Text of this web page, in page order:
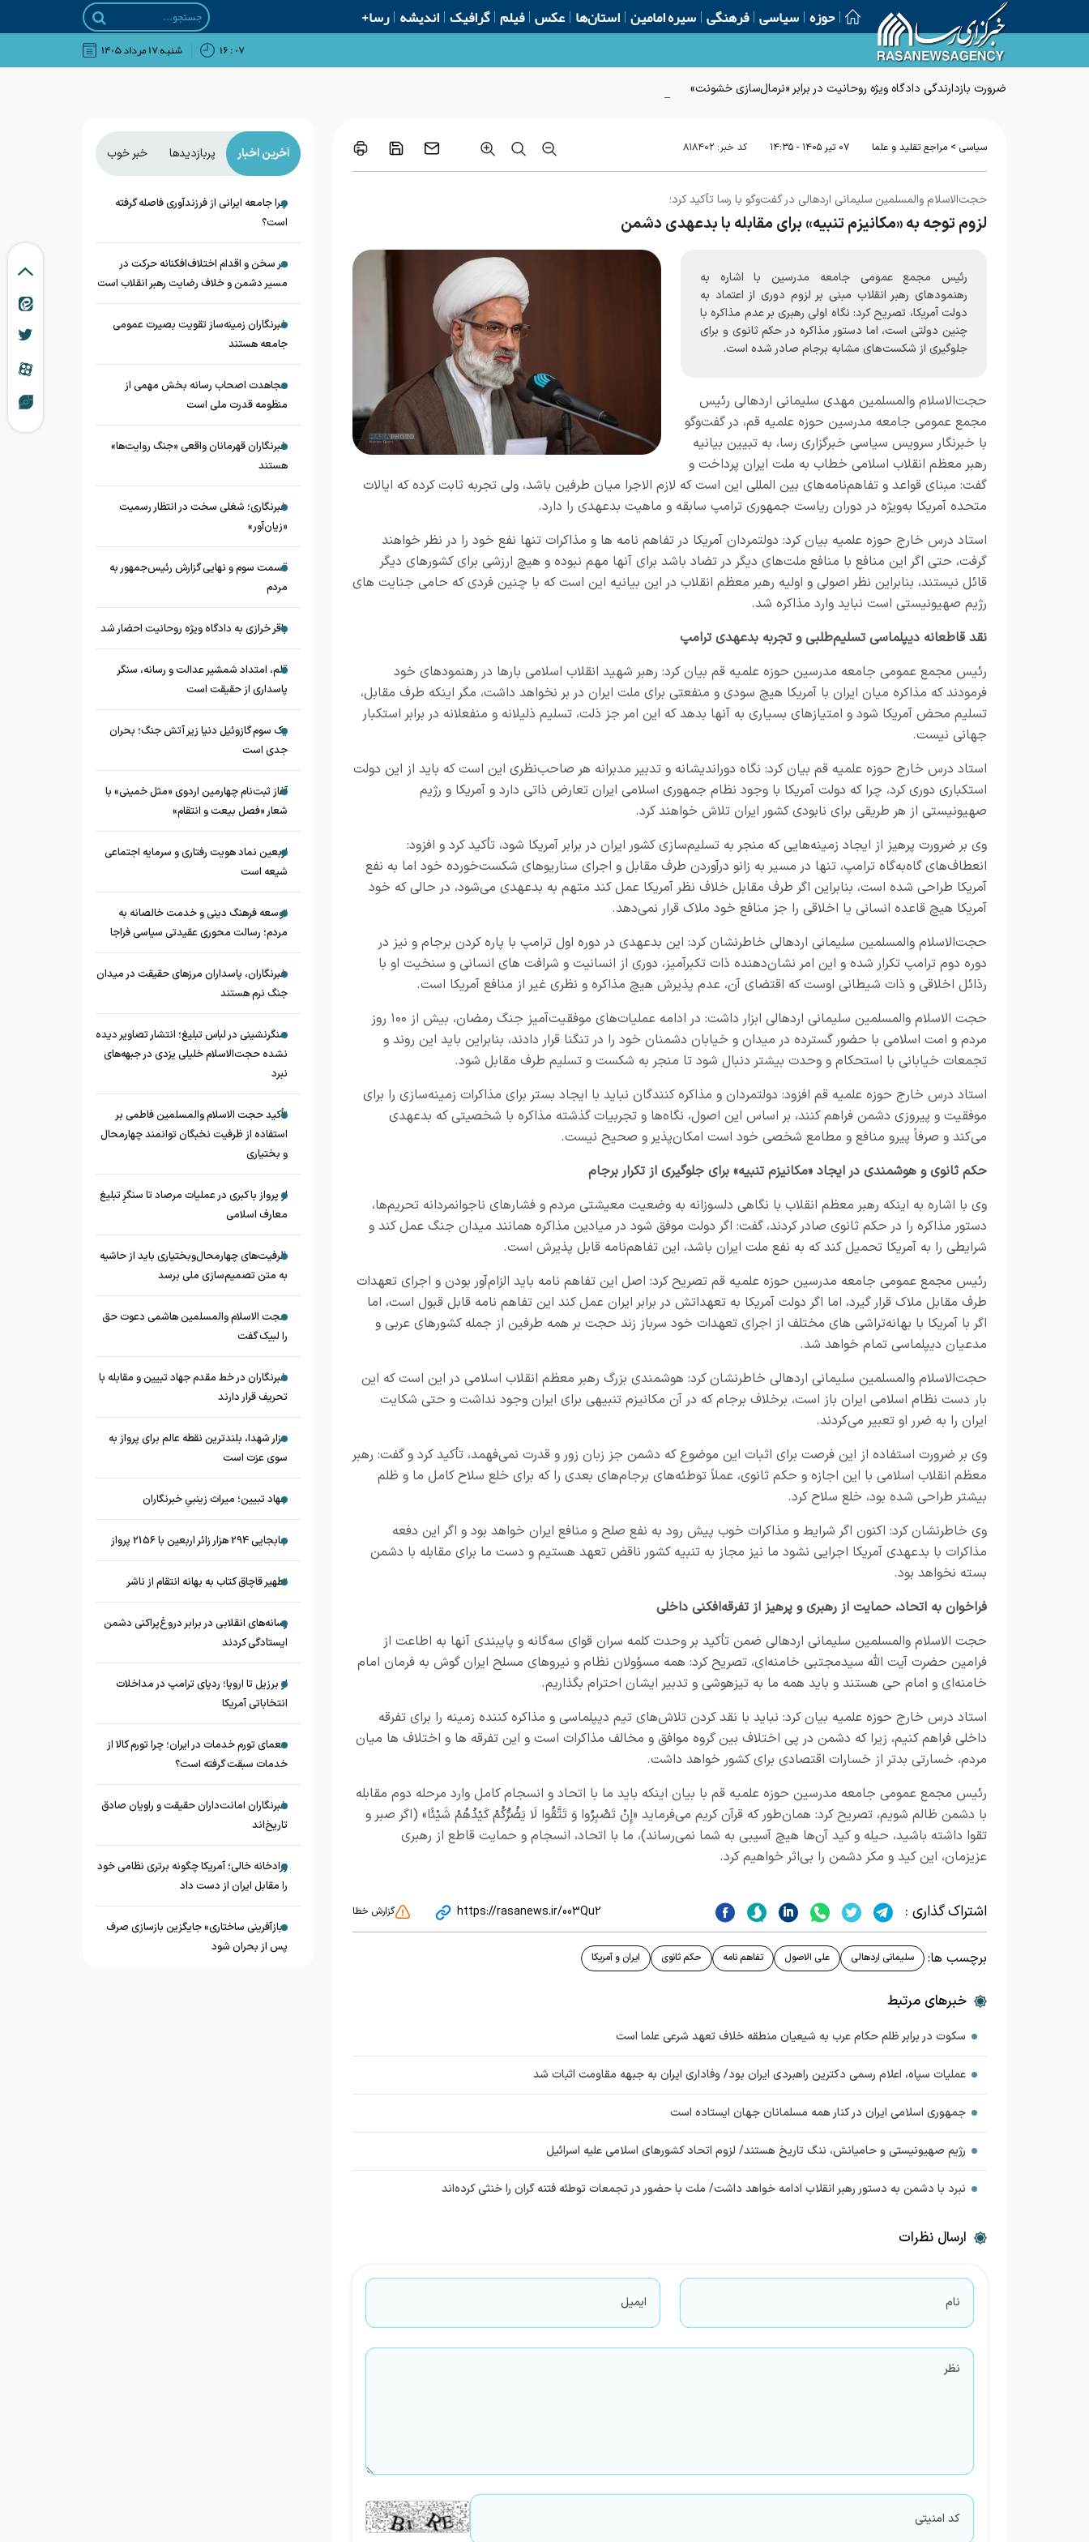
حوزه سیاسی فرهنگی سیره امامین استان‌ها عکس فیلم گرافیک اندیشه رسا+
۰۷ : ۱۶ شنبه ۱۷ مرداد ۱۴۰۵
ضرورت بازدارندگی دادگاه ویژه روحانیت در برابر «نرمال‌سازی خشونت»
سیاسی > مراجع تقلید و علما ۰۷ تير ۱۴۰۵ - ۱۴:۳۵ کد خبر: ۸۱۸۴۰۲
حجت‌الاسلام والمسلمین سلیمانی اردهالی در گفت‌وگو با رسا تأکید کرد؛
لزوم توجه به «مکانیزم تنبیه» برای مقابله با بدعهدی دشمن
رئیس مجمع عمومی جامعه مدرسین با اشاره به
رهنمودهای رهبر انقلاب مبنی بر لزوم دوری از اعتماد به
دولت‌ آمریکا، تصریح کرد: نگاه اولی رهبری بر عدم مذاکره با
چنین دولتی است، اما دستور مذاکره در حکم ثانوی و برای
جلوگیری از شکست‌های مشابه برجام صادر شده است.
حجت‌الاسلام والمسلمین مهدی سلیمانی اردهالی رئیس
مجمع عمومی جامعه مدرسین حوزه علمیه قم، در گفت‌وگو
با خبرنگار سرویس سیاسی خبرگزاری رسا، به تبیین بیانیه
رهبر معظم انقلاب اسلامی خطاب به ملت ایران پرداخت و
گفت: مبنای قواعد و تفاهم‌نامه‌های بین المللی این است که لازم الاجرا میان طرفین باشد، ولی تجربه ثابت کرده که ایالات
متحده آمریکا به‌ویژه در دوران ریاست جمهوری ترامپ سابقه و ماهیت بدعهدی را دارد.
استاد درس خارج حوزه علمیه بیان کرد: دولتمردان آمریکا در تفاهم نامه ها و مذاکرات تنها نفع خود را در نظر خواهند
گرفت، حتی اگر این منافع با منافع ملت‌های دیگر در تضاد باشد برای آنها مهم نبوده و هیچ ارزشی برای کشورهای دیگر
قائل نیستند، بنابراین نظر اصولی و اولیه رهبر معظم انقلاب در این بیانیه این است که با چنین فردی که حامی جنایت های
رژیم صهیونیستی است نباید وارد مذاکره شد.
نقد قاطعانه دیپلماسی تسلیم‌طلبی و تجربه بدعهدی ترامپ
رئیس مجمع عمومی جامعه مدرسین حوزه علمیه قم بیان کرد: رهبر شهید انقلاب اسلامی بارها در رهنمودهای خود
فرمودند که مذاکره میان ایران با آمریکا هیچ سودی و منفعتی برای ملت ایران در بر نخواهد داشت، مگر اینکه طرف مقابل،
تسلیم محض آمریکا شود و امتیازهای بسیاری به آنها بدهد که این امر جز ذلت، تسلیم ذلیلانه و منفعلانه در برابر استکبار
جهانی نیست.
استاد درس خارج حوزه علمیه قم بیان کرد: نگاه دوراندیشانه و تدبیر مدبرانه هر صاحب‌نظری این است که باید از این دولت
استکباری دوری کرد، چرا که دولت آمریکا با وجود نظام جمهوری اسلامی ایران تعارض ذاتی دارد و آمریکا و رژیم
صهیونیستی از هر طریقی برای نابودی کشور ایران تلاش خواهند کرد.
وی بر ضرورت پرهیز از ایجاد زمینه‌هایی که منجر به تسلیم‌سازی کشور ایران در برابر آمریکا شود، تأکید کرد و افزود:
انعطاف‌های گاه‌به‌گاه ترامپ، تنها در مسیر به زانو درآوردن طرف مقابل و اجرای سناریوهای شکست‌خورده خود اما به نفع
آمریکا طراحی شده است، بنابراین اگر طرف مقابل خلاف نظر آمریکا عمل کند متهم به بدعهدی می‌شود، در حالی که خود
آمریکا هیچ قاعده انسانی یا اخلاقی را جز منافع خود ملاک قرار نمی‌دهد.
حجت‌الاسلام والمسلمین سلیمانی اردهالی خاطرنشان کرد: این بدعهدی در دوره اول ترامپ با پاره کردن برجام و نیز در
دوره دوم ترامپ تکرار شده و این امر نشان‌دهنده ذات تکبرآمیز، دوری از انسانیت و شرافت های انسانی و سنخیت او با
رذائل اخلاقی و ذات شیطانی اوست که اقتضای آن، عدم پذیرش هیچ مذاکره و نظری غیر از منافع آمریکا است.
حجت الاسلام والمسلمین سلیمانی اردهالی ابزار داشت: در ادامه عملیات‌های موفقیت‌آمیز جنگ رمضان، بیش از ۱۰۰ روز
مردم و امت اسلامی با حضور گسترده در میدان و خیابان دشمنان خود را در تنگنا قرار دادند، بنابراین باید این روند و
تجمعات خیابانی با استحکام و وحدت بیشتر دنبال شود تا منجر به شکست و تسلیم طرف مقابل شود.
استاد درس خارج حوزه علمیه قم افزود: دولتمردان و مذاکره کنندگان نباید با ایجاد بستر برای مذاکرات زمینه‌سازی را برای
موفقیت و پیروزی دشمن فراهم کنند، بر اساس این اصول، نگاه‌ها و تجربیات گذشته مذاکره با شخصیتی که بدعهدی
می‌کند و صرفاً پیرو منافع و مطامع شخصی خود است امکان‌پذیر و صحیح نیست.
حکم ثانوی و هوشمندی در ایجاد «مکانیزم تنبیه» برای جلوگیری از تکرار برجام
وی با اشاره به اینکه رهبر معظم انقلاب با نگاهی دلسوزانه به وضعیت معیشتی مردم و فشارهای ناجوانمردانه تحریم‌ها،
دستور مذاکره را در حکم ثانوی صادر کردند، گفت: اگر دولت موفق شود در میادین مذاکره همانند میدان جنگ عمل کند و
شرایطی را به آمریکا تحمیل کند که به نفع ملت ایران باشد، این تفاهم‌نامه قابل پذیرش است.
رئیس مجمع عمومی جامعه مدرسین حوزه علمیه قم تصریح کرد: اصل این تفاهم نامه باید الزام‌آور بودن و اجرای تعهدات
طرف مقابل ملاک قرار گیرد، اما اگر دولت آمریکا به تعهداتش در برابر ایران عمل کند این تفاهم نامه قابل قبول است، اما
اگر با آمریکا با بهانه‌تراشی های مختلف از اجرای تعهدات خود سرباز زند حجت بر همه طرفین از جمله کشورهای عربی و
مدعیان دیپلماسی تمام خواهد شد.
حجت‌الاسلام والمسلمین سلیمانی اردهالی خاطرنشان کرد: هوشمندی بزرگ رهبر معظم انقلاب اسلامی در این است که این
بار دست نظام اسلامی ایران باز است، برخلاف برجام که در آن مکانیزم تنبیهی برای ایران وجود نداشت و حتی شکایت
ایران را به ضرر او تعبیر می‌کردند.
وی بر ضرورت استفاده از این فرصت برای اثبات این موضوع که دشمن جز زبان زور و قدرت نمی‌فهمد، تأکید کرد و گفت: رهبر
معظم انقلاب اسلامی با این اجازه و حکم ثانوی، عملاً توطئه‌های برجام‌های بعدی را که برای خلع سلاح کامل ما و ظلم
بیشتر طراحی شده بود، خلع سلاح کرد.
وی خاطرنشان کرد: اکنون اگر شرایط و مذاکرات خوب پیش رود به نفع صلح و منافع ایران خواهد بود و اگر این دفعه
مذاکرات با بدعهدی آمریکا اجرایی نشود ما نیز مجاز به تنبیه کشور ناقض تعهد هستیم و دست ما برای مقابله با دشمن
بسته نخواهد بود.
فراخوان به اتحاد، حمایت از رهبری و پرهیز از تفرقه‌افکنی داخلی
حجت الاسلام والمسلمین سلیمانی اردهالی ضمن تأکید بر وحدت کلمه سران قوای سه‌گانه و پایبندی آنها به اطاعت از
فرامین حضرت آیت الله سیدمجتبی خامنه‌ای، تصریح کرد: همه مسؤولان نظام و نیروهای مسلح ایران گوش‌ به‌ فرمان امام
خامنه‌ای و امام حی هستند و باید همه ما به تیزهوشی و تدبیر ایشان احترام بگذاریم.
استاد درس خارج حوزه علمیه بیان کرد: نباید با نقد کردن تلاش‌های تیم دیپلماسی و مذاکره کننده زمینه را برای تفرقه
داخلی فراهم کنیم، زیرا که دشمن در پی اختلاف بین گروه موافق و مخالف مذاکرات است و این تفرقه ها و اختلاف ها میان
مردم، خسارتی بدتر از خسارات اقتصادی برای کشور خواهد داشت.
رئیس مجمع عمومی جامعه مدرسین حوزه علمیه قم با بیان اینکه باید ما با اتحاد و انسجام کامل وارد مرحله دوم مقابله
با دشمن ظالم شویم، تصریح کرد: همان‌طور که قرآن کریم می‌فرماید «إِنْ تَصْبِرُوا وَ تَتَّقُوا لَا يَضُرُّكُمْ كَيْدُهُمْ شَيْئًا» (اگر صبر و
تقوا داشته باشید، حیله و کید آن‌ها هیچ آسیبی به شما نمی‌رساند)، ما با اتحاد، انسجام و حمایت قاطع از رهبری
عزیزمان، این کید و مکر دشمن را بی‌اثر خواهیم کرد.
اشتراک گذاری : https://rasanews.ir/003Qu2 گزارش خطا
برچسب ها: سلیمانی اردهالی علی الاصول تفاهم نامه حکم ثانوی ایران و آمریکا
خبرهای مرتبط
سکوت در برابر ظلم حکام عرب به شیعیان منطقه خلاف تعهد شرعی علما است
عملیات سپاه، اعلام رسمی دکترین راهبردی ایران بود/ وفاداری ایران به جبهه مقاومت اثبات شد
جمهوری اسلامی ایران در کنار همه مسلمانان جهان ایستاده‌ است
رژیم صهیونیستی و حامیانش، ننگ تاریخ هستند/ لزوم اتحاد کشورهای اسلامی علیه اسرائیل
نبرد با دشمن به دستور رهبر انقلاب ادامه خواهد داشت/ ملت با حضور در تجمعات توطئه فتنه گران را خنثی کرده‌اند
ارسال نظرات
آخرین اخبار پربازدیدها خبر خوب
چرا جامعه ایرانی از فرزندآوری فاصله گرفته
است؟
هر سخن و اقدام اختلاف‌افکنانه حرکت در
مسیر دشمن و خلاف رضایت رهبر انقلاب است
خبرنگاران زمینه‌ساز تقویت بصیرت عمومی
جامعه هستند
مجاهدت اصحاب رسانه بخش مهمی از
منظومه قدرت ملی است
خبرنگاران قهرمانان واقعی «جنگ روایت‌ها»
هستند
خبرنگاری؛ شغلی سخت در انتظار رسمیت
«زیان‌آور»
قسمت سوم و نهایی گزارش رئیس‌جمهور به
مردم
باقر خرازی به دادگاه ویژه روحانیت احضار شد
قلم، امتداد شمشیر عدالت و رسانه، سنگر
پاسداری از حقیقت است
یک سوم گازوئیل دنیا زیر آتش جنگ؛ بحران
جدی است
آغاز ثبت‌نام چهارمین اردوی «مثل خمینی» با
شعار «فصل بیعت و انتقام»
اربعین نماد هویت رفتاری و سرمایه اجتماعی
شیعه است
توسعه فرهنگ دینی و خدمت خالصانه به
مردم؛ رسالت محوری عقیدتی سیاسی فراجا
خبرنگاران، پاسداران مرزهای حقیقت در میدان
جنگ نرم هستند
سنگرنشینی در لباس تبلیغ؛ انتشار تصاویر دیده
نشده حجت‌الاسلام خلیلی یزدی در جبهه‌های
نبرد
تأکید حجت الاسلام والمسلمین فاطمی بر
استفاده از ظرفیت نخبگان توانمند چهارمحال
و بختیاری
از پرواز با کبری در عملیات مرصاد تا سنگرِ تبلیغ
معارف اسلامی
ظرفیت‌های چهارمحال‌وبختیاری باید از حاشیه
به متن تصمیم‌سازی ملی برسد
حجت الاسلام والمسلمین هاشمی دعوت حق
را لبیک گفت
خبرنگاران در خط مقدم جهاد تبیین و مقابله با
تحریف قرار دارند
مزار شهدا، بلندترین نقطه عالم برای پرواز به
سوی عزت است
جهاد تبیین؛ میراث زینبیِ خبرنگاران
جابجایی 294 هزار زائر اربعین با 2156 پرواز
تطهیر قاچاق کتاب به بهانه انتقام از ناشر
رسانه‌های انقلابی در برابر دروغ‌پراکنی دشمن
ایستادگی کردند
از برزیل تا اروپا؛ ردپای ترامپ در مداخلات
انتخاباتی آمریکا
معمای تورم خدمات در ایران؛ چرا تورم کالا از
خدمات سبقت گرفته است؟
خبرنگاران امانت‌داران حقیقت و راویان صادق
تاریخ‌اند
زرادخانه‌ خالی؛ آمریکا چگونه برتری نظامی خود
را مقابل ایران از دست داد
«بازآفرینی ساختاری» جایگزین بازسازی صرف
پس از بحران شود